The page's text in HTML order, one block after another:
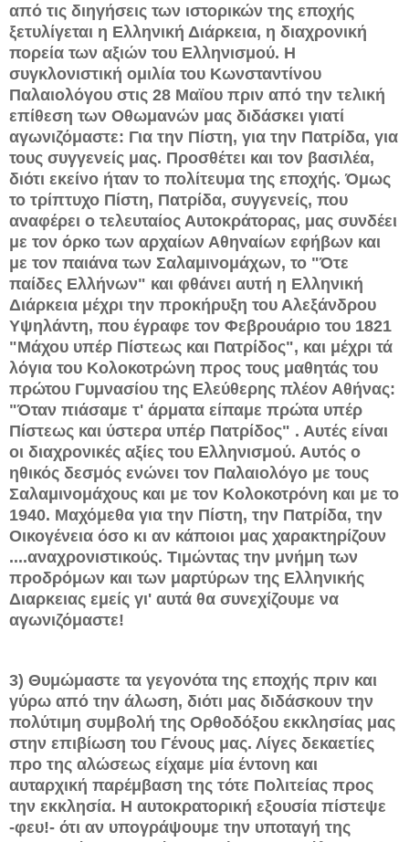
από τις διηγήσεις των ιστορικών της εποχής
ξετυλίγεται η Ελληνική Διάρκεια, η διαχρονική
πορεία των αξιών του Ελληνισμού. Η
συγκλονιστική ομιλία του Κωνσταντίνου
Παλαιολόγου στις 28 Μαϊου πριν από την τελική
επίθεση των Οθωμανών μας διδάσκει γιατί
αγωνιζόμαστε: Για την Πίστη, για την Πατρίδα, για
τους συγγενείς μας. Προσθέτει και τον βασιλέα,
διότι εκείνο ήταν το πολίτευμα της εποχής. Όμως
το τρίπτυχο Πίστη, Πατρίδα, συγγενείς, που
αναφέρει ο τελευταίος Αυτοκράτορας, μας συνδέει
με τον όρκο των αρχαίων Αθηναίων εφήβων και
με τον παιάνα των Σαλαμινομάχων, το "Ότε
παίδες Ελλήνων" και φθάνει αυτή η Ελληνική
Διάρκεια μέχρι την προκήρυξη του Αλεξάνδρου
Υψηλάντη, που έγραφε τον Φεβρουάριο του 1821
"Μάχου υπέρ Πίστεως και Πατρίδος", και μέχρι τά
λόγια του Κολοκοτρώνη προς τους μαθητάς του
πρώτου Γυμνασίου της Ελεύθερης πλέον Αθήνας:
"Όταν πιάσαμε τ' άρματα είπαμε πρώτα υπέρ
Πίστεως και ύστερα υπέρ Πατρίδος" . Αυτές είναι
οι διαχρονικές αξίες του Ελληνισμού. Αυτός ο
ηθικός δεσμός ενώνει τον Παλαιολόγο με τους
Σαλαμινομάχους και με τον Κολοκοτρόνη και με το
1940. Μαχόμεθα για την Πίστη, την Πατρίδα, την
Οικογένεια όσο κι αν κάποιοι μας χαρακτηρίζουν
....αναχρονιστικούς. Τιμώντας την μνήμη των
προδρόμων και των μαρτύρων της Ελληνικής
Διαρκειας εμείς γι' αυτά θα συνεχίζουμε να
αγωνιζόμαστε!
3) Θυμώμαστε τα γεγονότα της εποχής πριν και
γύρω από την άλωση, διότι μας διδάσκουν την
πολύτιμη συμβολή της Ορθοδόξου εκκλησίας μας
στην επιβίωση του Γένους μας. Λίγες δεκαετίες
προ της αλώσεως είχαμε μία έντονη και
αυταρχική παρέμβαση της τότε Πολιτείας προς
την εκκλησία. Η αυτοκρατορική εξουσία πίστεψε
-φευ!- ότι αν υπογράψουμε την υποταγή της